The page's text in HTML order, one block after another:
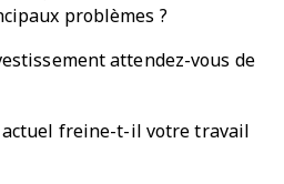
problèmes ?
attendez-vous de
actuel freine-t-il votre travail